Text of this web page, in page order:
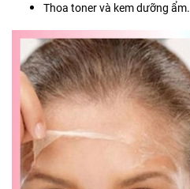
Thoa toner và kem dưỡng ẩm.